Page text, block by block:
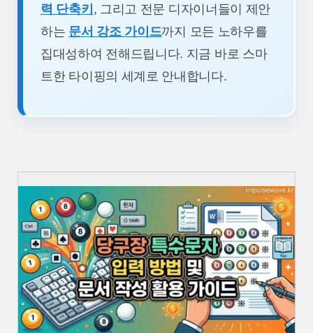
력 단축키 , 그리고 전문 디자이너들이 제안
하는 문서 강조 가이드까지 모든 노하우를
집대성하여 전해드립니다. 지금 바로 스마
트한 타이핑의 세계로 안내합니다.